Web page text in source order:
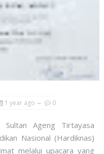
1 year ago 0
Ageng Tirtayasa
Nasional (Hardiknas)
melalui upacara yang